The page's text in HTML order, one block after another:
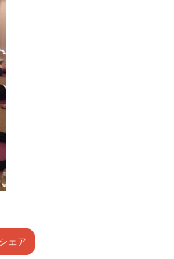
ェア